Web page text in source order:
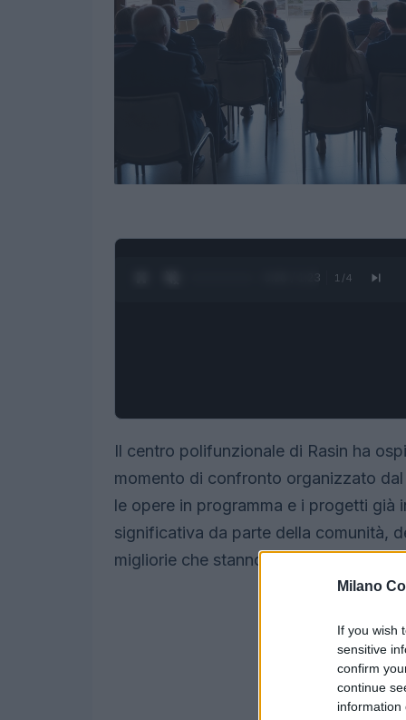
Milano
If you wish
sensitive
confirm
continue
information
0:28 / 1:23 1 /4
Il centro polifunzionale di Rasin ha
momento di confronto organizzato
le opere in programma e i progetti già
significativa da parte della comunità,
migliorie che stanno per arrivare sul